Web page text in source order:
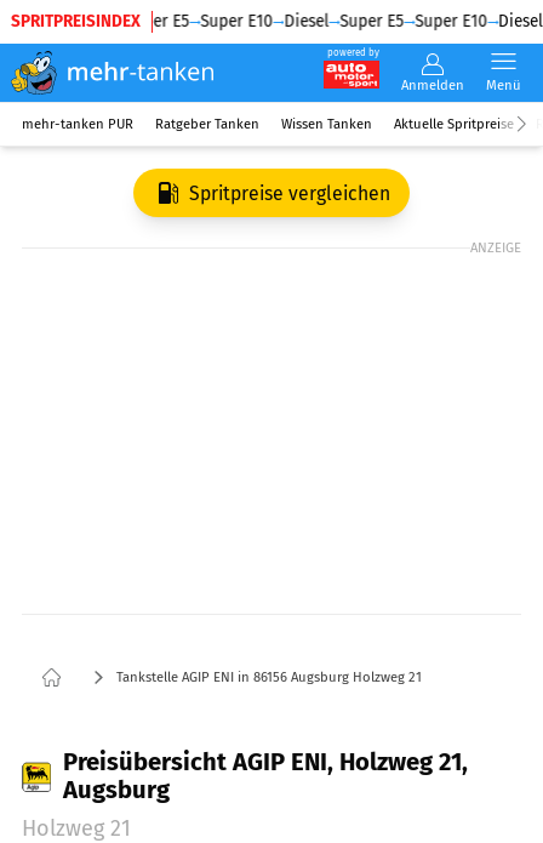
SPRITPREISINDEX
Diesel Super E5 Super E10 Diesel Super E5 Super E10 Diesel
powered by
Anmelden Menü
mehr-tanken PUR Ratgeber Tanken Wissen Tanken Aktuelle Spritpreise
Spritpreise vergleichen
ANZEIGE
Tankstelle AGIP ENI in 86156 Augsburg Holzweg 21
Preisübersicht AGIP ENI, Holzweg 21,
Augsburg
Holzweg 21